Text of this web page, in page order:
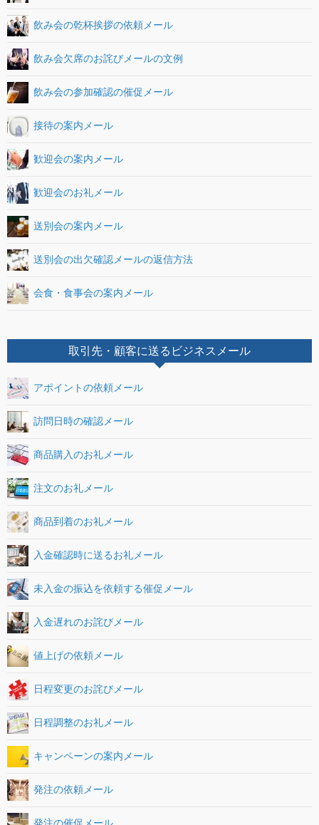
飲み会の乾杯挨拶の依頼メール
飲み会欠席のお詫びメールの文例
飲み会の参加確認の催促メール
接待の案内メール
歓迎会の案内メール
歓迎会のお礼メール
送別会の案内メール
送別会の出欠確認メールの返信方法
会食・食事会の案内メール
取引先・顧客に送るビジネスメール
アポイントの依頼メール
訪問日時の確認メール
商品購入のお礼メール
注文のお礼メール
商品到着のお礼メール
入金確認時に送るお礼メール
未入金の振込を依頼する催促メール
入金遅れのお詫びメール
値上げの依頼メール
日程変更のお詫びメール
日程調整のお礼メール
キャンペーンの案内メール
発注の依頼メール
発注の催促メール